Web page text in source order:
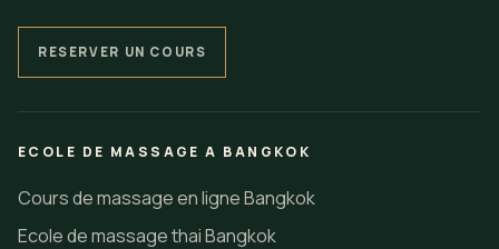
RESERVER UN COURS
ECOLE DE MASSAGE A BANGKOK
Cours de massage en ligne Bangkok
Ecole de massage thai Bangkok